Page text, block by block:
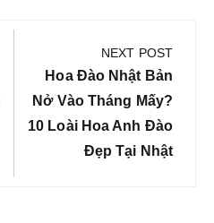
NEXT POST
Next
Post:
Hoa Đào Nhật Bản
Nở Vào Tháng Mấy?
10 Loài Hoa Anh Đào
Đẹp Tại Nhật